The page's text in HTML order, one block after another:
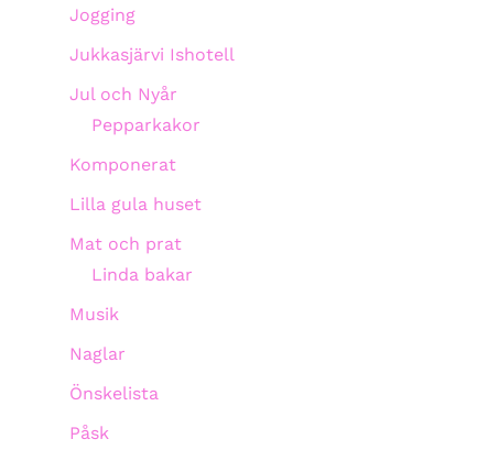
Jogging
Jukkasjärvi Ishotell
Jul och Nyår
Pepparkakor
Komponerat
Lilla gula huset
Mat och prat
Linda bakar
Musik
Naglar
Önskelista
Påsk